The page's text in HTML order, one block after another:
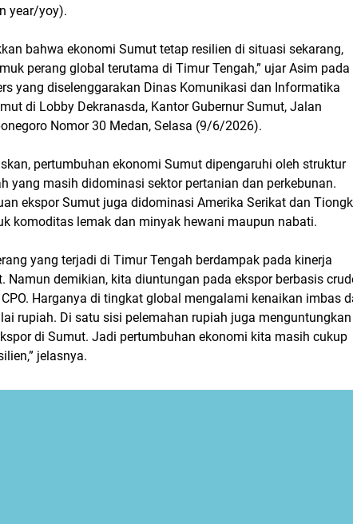
year/yoy).
bahwa ekonomi Sumut tetap resilien di situasi sekarang,
perang global terutama di Timur Tengah,” ujar Asim pada
yang diselenggarakan Dinas Komunikasi dan Informatika
di Lobby Dekranasda, Kantor Gubernur Sumut, Jalan
Nomor 30 Medan, Selasa (9/6/2026).
pertumbuhan ekonomi Sumut dipengaruhi oleh struktur
yang masih didominasi sektor pertanian dan perkebunan.
ekspor Sumut juga didominasi Amerika Serikat dan
komoditas lemak dan minyak hewani maupun nabati.
yang terjadi di Timur Tengah berdampak pada kinerja
Namun demikian, kita diuntungan pada ekspor berbasis
Harganya di tingkat global mengalami kenaikan imbas
rupiah. Di satu sisi pelemahan rupiah juga menguntungkan
di Sumut. Jadi pertumbuhan ekonomi kita masih cukup
jelasnya.